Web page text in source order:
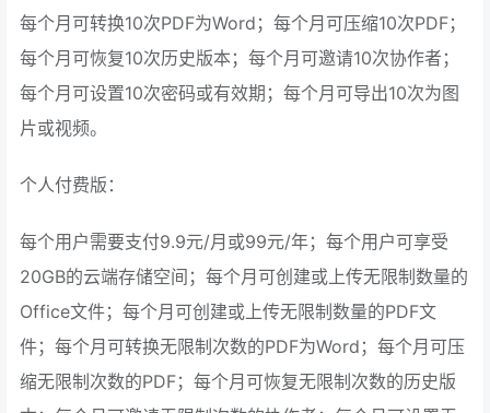
每个月可转换10次PDF为Word；每个月可压缩10次PDF；
每个月可恢复10次历史版本；每个月可邀请10次协作者；
每个月可设置10次密码或有效期；每个月可导出10次为图
片或视频。
个人付费版：
每个用户需要支付9.9元/月或99元/年；每个用户可享受
20GB的云端存储空间；每个月可创建或上传无限制数量的
Office文件；每个月可创建或上传无限制数量的PDF文
件；每个月可转换无限制次数的PDF为Word；每个月可压
缩无限制次数的PDF；每个月可恢复无限制次数的历史版